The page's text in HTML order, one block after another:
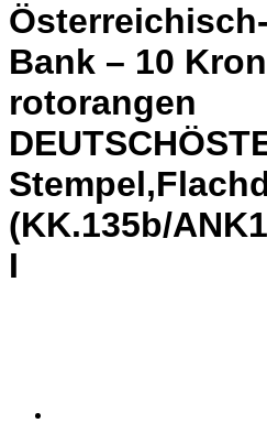
Bank – 10
rotorangen
(KK.135b/
I